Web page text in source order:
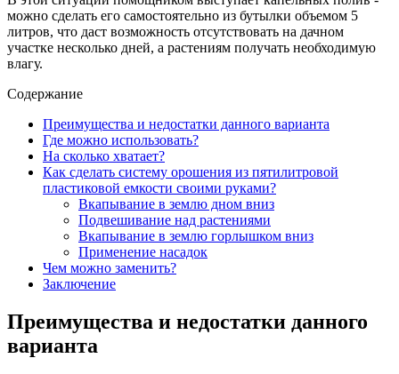
можно сделать его самостоятельно из бутылки объемом 5
литров, что даст возможность отсутствовать на дачном
участке несколько дней, а растениям получать необходимую
влагу.
Содержание
Преимущества и недостатки данного варианта
Где можно использовать?
На сколько хватает?
Как сделать систему орошения из пятилитровой
пластиковой емкости своими руками?
Вкапывание в землю дном вниз
Подвешивание над растениями
Вкапывание в землю горлышком вниз
Применение насадок
Чем можно заменить?
Заключение
Преимущества и недостатки данного
варианта